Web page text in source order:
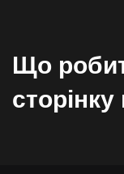
Що
сторінку